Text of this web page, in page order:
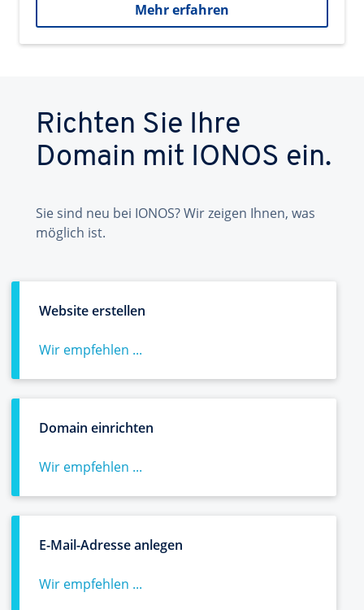
Mehr erfahren
Richten Sie Ihre
Domain mit IONOS ein.
Sie sind neu bei IONOS? Wir zeigen Ihnen, was
möglich ist.
Website erstellen
Wir empfehlen ...
Domain einrichten
Wir empfehlen ...
E-Mail-Adresse anlegen
Wir empfehlen ...